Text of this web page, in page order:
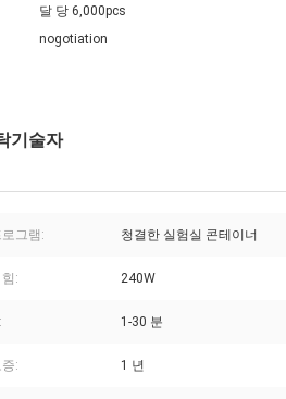
달 당 6,000pcs
nogotiation
기술자
그램: 청결한 실험실 콘테이너
: 240W
1-30 분
: 1 년